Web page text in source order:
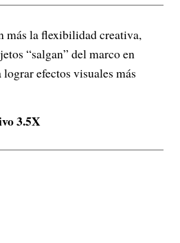
más la flexibilidad creativa,
“salgan” del marco en
efectos visuales más
3.5X